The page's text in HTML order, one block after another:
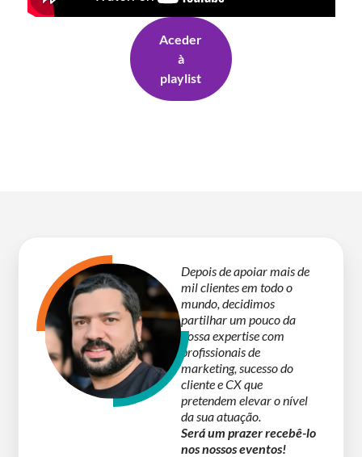
Aceder
à
playlist
Depois de apoiar mais de
mil clientes em todo o
mundo, decidimos
partilhar um pouco da
nossa expertise com
profissionais de
marketing, sucesso do
cliente e CX que
pretendem elevar o nível
da sua atuação.
Será um prazer recebê-lo
nos nossos eventos!